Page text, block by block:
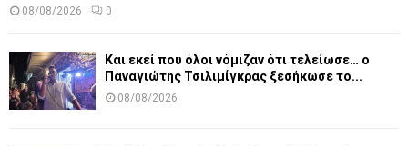
08/08/2026 0
Και εκεί που όλοι νόμιζαν ότι τελείωσε… ο
Παναγιώτης Τσιλιμίγκρας ξεσήκωσε το...
08/08/2026